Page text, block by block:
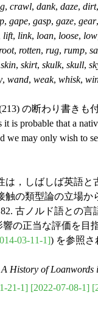
, crawl, dank, daze, dirt
, gape, gasp, gaze, gear
lift, link, loan, loose, low
, rotten, rug, rump,
skin, skirt, skulk, skull,
, wand, weak, whisk,
の断わり書きも
it is probable that a
we may only wish to
，しばしば英語と
触の類型論の立場
古ノルド語との
響の正当な評価を目
03-11-1]) を参照さ
History of Loanwords
21-1] [2022-07-08-1]